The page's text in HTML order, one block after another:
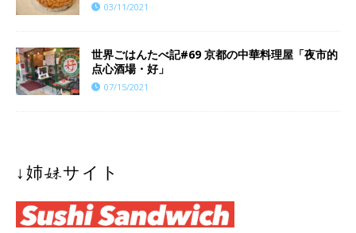
03/11/2021
世界ごはんたべ記#69 京都の中華料理屋「夜市的
点心酒場・好」
07/15/2021
↓姉妹サイト